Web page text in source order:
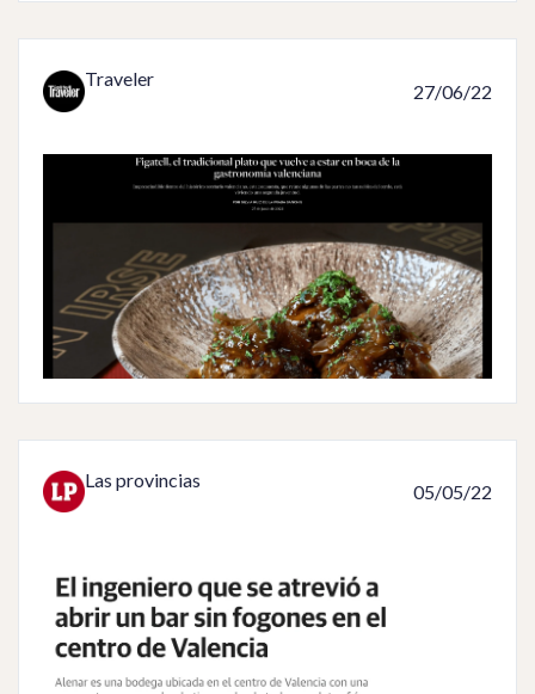
Traveler
27/06/22
Las provincias
05/05/22